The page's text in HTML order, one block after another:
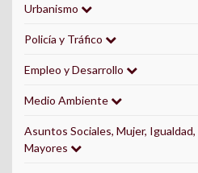
Urbanismo
Policía y Tráfico
Empleo y Desarrollo
Medio Ambiente
Asuntos Sociales, Mujer,
Mayores